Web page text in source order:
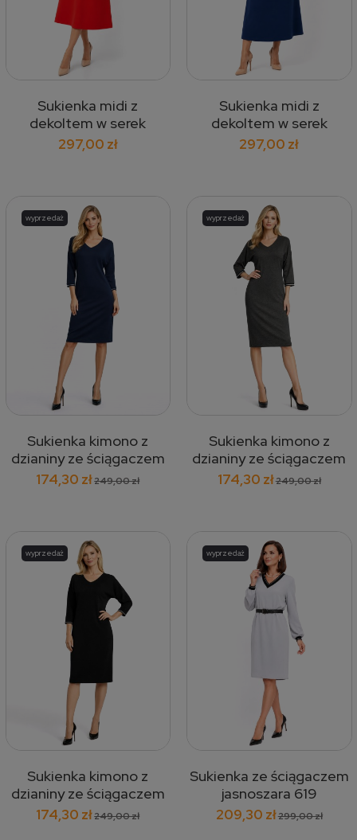
Sukienka midi z
dekoltem w serek
czerwona 672
297,00 zł
Sukienka midi z
dekoltem w serek
niebieska 673
297,00 zł
Sukienka kimono z
dzianiny ze ściągaczem
przy rękawie granatowa
174,30 zł249,00 zł
wyprzedaż
Sukienka kimono z
dzianiny ze ściągaczem
przy rękawie szara 298
174,30 zł249,00 zł
wyprzedaż
Sukienka kimono z
dzianiny ze ściągaczem
przy rękawie czarna 300
174,30 zł249,00 zł
wyprzedaż
Sukienka ze ściągaczem
jasnoszara 619
209,30 zł299,00 zł
wyprzedaż